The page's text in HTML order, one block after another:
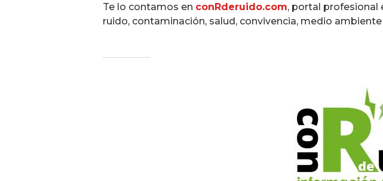
Te lo contamos en conRderuido.com, portal profesional
ruido, contaminación, salud, convivencia, medio